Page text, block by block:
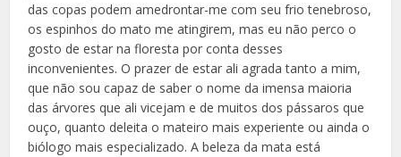
das copas podem amedrontar-me com seu frio tenebroso,
os espinhos do mato me atingirem, mas eu não perco o
gosto de estar na floresta por conta desses
inconvenientes. O prazer de estar ali agrada tanto a mim,
que não sou capaz de saber o nome da imensa maioria
das árvores que ali vicejam e de muitos dos pássaros que
ouço, quanto deleita o mateiro mais experiente ou ainda o
biólogo mais especializado. A beleza da mata está